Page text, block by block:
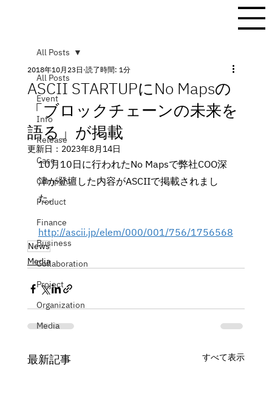
All Posts
Event
Info
Release
Case
Company
Product
Finance
Business
Collaboration
Project
Organization
Media
All Posts
ASCII STARTUPにNo Mapsの
「ブロックチェーンの未来を
語る」が掲載
2018年10月23日 読了時間: 1分
更新日： 2023年8月14日
10月10日に行われたNo Mapsで弊社COO深
津が登壇した内容がASCIIで掲載されまし
た。
http://ascii.jp/elem/000/001/756/1756568
News
Media
最新記事 すべて表示